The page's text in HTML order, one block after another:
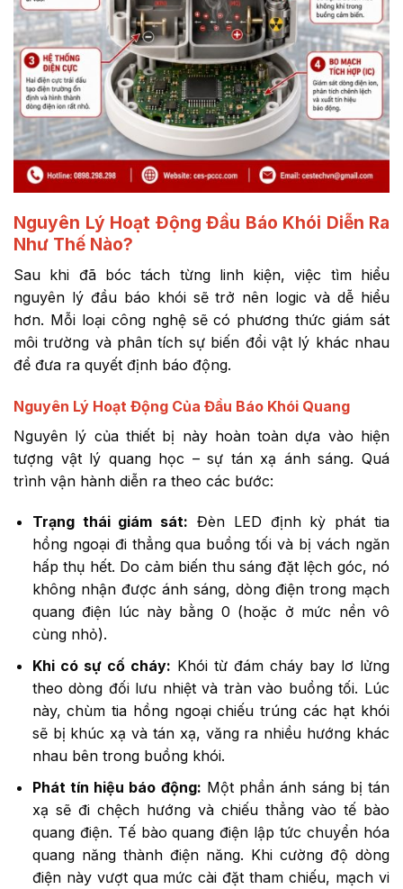
Nguyên Lý Hoạt Động Đầu Báo Khói Diễn Ra
Như Thế Nào?
Sau khi đã bóc tách từng linh kiện, việc tìm hiểu
nguyên lý đầu báo khói sẽ trở nên logic và dễ hiểu
hơn. Mỗi loại công nghệ sẽ có phương thức giám sát
môi trường và phân tích sự biến đổi vật lý khác nhau
để đưa ra quyết định báo động.
Nguyên Lý Hoạt Động Của Đầu Báo Khói Quang
Nguyên lý của thiết bị này hoàn toàn dựa vào hiện
tượng vật lý quang học – sự tán xạ ánh sáng. Quá
trình vận hành diễn ra theo các bước:
Trạng thái giám sát: Đèn LED định kỳ phát tia
hồng ngoại đi thẳng qua buồng tối và bị vách ngăn
hấp thụ hết. Do cảm biến thu sáng đặt lệch góc, nó
không nhận được ánh sáng, dòng điện trong mạch
quang điện lúc này bằng 0 (hoặc ở mức nền vô
cùng nhỏ).
Khi có sự cố cháy: Khói từ đám cháy bay lơ lửng
theo dòng đối lưu nhiệt và tràn vào buồng tối. Lúc
này, chùm tia hồng ngoại chiếu trúng các hạt khói
sẽ bị khúc xạ và tán xạ, văng ra nhiều hướng khác
nhau bên trong buồng khói.
Phát tín hiệu báo động: Một phần ánh sáng bị tán
xạ sẽ đi chệch hướng và chiếu thẳng vào tế bào
quang điện. Tế bào quang điện lập tức chuyển hóa
quang năng thành điện năng. Khi cường độ dòng
điện này vượt qua mức cài đặt tham chiếu, mạch vi